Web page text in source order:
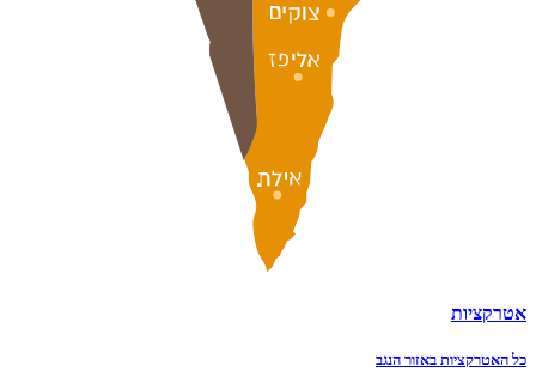
אטרקציות
כל האטרקציות באזור הנגב